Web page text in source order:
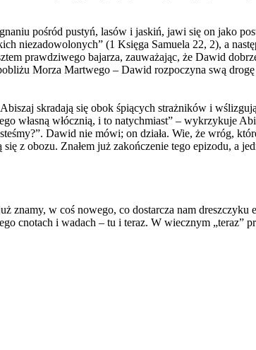
pośród pustyń, lasów i jaskiń, jawi się on jako
niezadowolonych” (1 Księga Samuela 22, 2), a
prawdziwego bajarza, zauważając, że Dawid
Morza Martwego – Dawid rozpoczyna swą drogę
skradają się obok śpiących strażników i
własną włócznią, i to natychmiast” – wykrzykuje
Dawid nie mówi; on działa. Wie, że wróg,
z obozu. Znałem już zakończenie tego epizodu, a
znamy, w coś nowego, co dostarcza nam
cnotach i wadach – tu i teraz. W wiecznym „teraz”